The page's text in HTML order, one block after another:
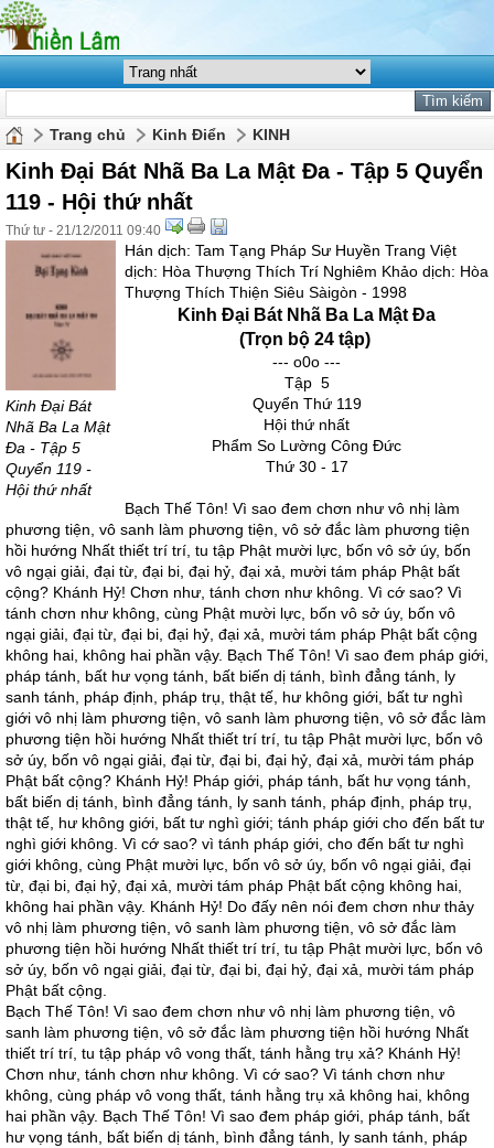
Trang chủ Kinh Điển KINH
Kinh Đại Bát Nhã Ba La Mật Đa - Tập 5 Quyển
119 - Hội thứ nhất
Thứ tư - 21/12/2011 09:40
Kinh Đại Bát
Nhã Ba La Mật
Đa - Tập 5
Quyển 119 -
Hội thứ nhất
Hán dịch: Tam Tạng Pháp Sư Huyền Trang Việt
dịch: Hòa Thượng Thích Trí Nghiêm Khảo dịch: Hòa
Thượng Thích Thiện Siêu Sàigòn - 1998
Kinh Đại Bát Nhã Ba La Mật Đa
(Trọn bộ 24 tập)
--- o0o ---
Tập 5
Quyển Thứ 119
Hội thứ nhất
Phẩm So Lường Công Đức
Thứ 30 - 17
Bạch Thế Tôn! Vì sao đem chơn như vô nhị làm
phương tiện, vô sanh làm phương tiện, vô sở đắc làm phương tiện
hồi hướng Nhất thiết trí trí, tu tập Phật mười lực, bốn vô sở úy, bốn
vô ngại giải, đại từ, đại bi, đại hỷ, đại xả, mười tám pháp Phật bất
cộng? Khánh Hỷ! Chơn như, tánh chơn như không. Vì cớ sao? Vì
tánh chơn như không, cùng Phật mười lực, bốn vô sở úy, bốn vô
ngại giải, đại từ, đại bi, đại hỷ, đại xả, mười tám pháp Phật bất cộng
không hai, không hai phần vậy. Bạch Thế Tôn! Vì sao đem pháp giới,
pháp tánh, bất hư vọng tánh, bất biến dị tánh, bình đẳng tánh, ly
sanh tánh, pháp định, pháp trụ, thật tế, hư không giới, bất tư nghì
giới vô nhị làm phương tiện, vô sanh làm phương tiện, vô sở đắc làm
phương tiện hồi hướng Nhất thiết trí trí, tu tập Phật mười lực, bốn vô
sở úy, bốn vô ngại giải, đại từ, đại bi, đại hỷ, đại xả, mười tám pháp
Phật bất cộng? Khánh Hỷ! Pháp giới, pháp tánh, bất hư vọng tánh,
bất biến dị tánh, bình đẳng tánh, ly sanh tánh, pháp định, pháp trụ,
thật tế, hư không giới, bất tư nghì giới; tánh pháp giới cho đến bất tư
nghì giới không. Vì cớ sao? vì tánh pháp giới, cho đến bất tư nghì
giới không, cùng Phật mười lực, bốn vô sở úy, bốn vô ngại giải, đại
từ, đại bi, đại hỷ, đại xả, mười tám pháp Phật bất cộng không hai,
không hai phần vậy. Khánh Hỷ! Do đấy nên nói đem chơn như thảy
vô nhị làm phương tiện, vô sanh làm phương tiện, vô sở đắc làm
phương tiện hồi hướng Nhất thiết trí trí, tu tập Phật mười lực, bốn vô
sở úy, bốn vô ngại giải, đại từ, đại bi, đại hỷ, đại xả, mười tám pháp
Phật bất cộng.
Bạch Thế Tôn! Vì sao đem chơn như vô nhị làm phương tiện, vô
sanh làm phương tiện, vô sở đắc làm phương tiện hồi hướng Nhất
thiết trí trí, tu tập pháp vô vong thất, tánh hằng trụ xả? Khánh Hỷ!
Chơn như, tánh chơn như không. Vì cớ sao? Vì tánh chơn như
không, cùng pháp vô vong thất, tánh hằng trụ xả không hai, không
hai phần vậy. Bạch Thế Tôn! Vì sao đem pháp giới, pháp tánh, bất
hư vọng tánh, bất biến dị tánh, bình đẳng tánh, ly sanh tánh, pháp